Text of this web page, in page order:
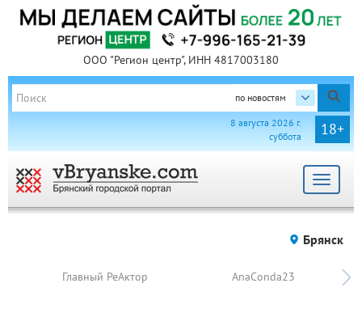
ООО "Регион центр", ИНН 4817003180
по новостям
18+
8 августа 2026 г.
суббота
Toggle
Брянск
Главный РеАктор AnaConda23